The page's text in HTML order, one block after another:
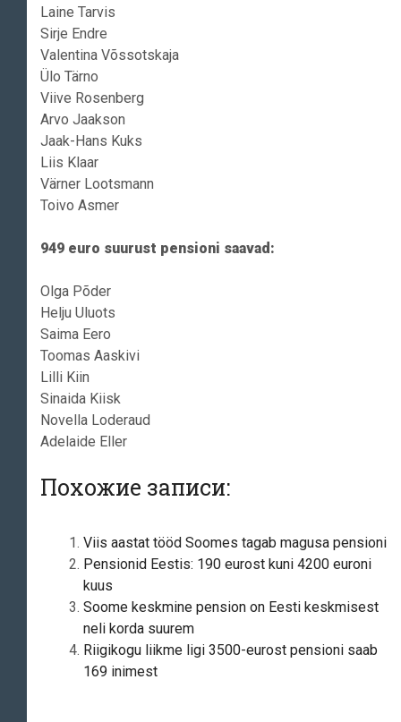
Laine Tarvis
Sirje Endre
Valentina Võssotskaja
Ülo Tärno
Viive Rosenberg
Arvo Jaakson
Jaak-Hans Kuks
Liis Klaar
Värner Lootsmann
Toivo Asmer
949 euro suurust pensioni saavad:
Olga Põder
Helju Uluots
Saima Eero
Toomas Aaskivi
Lilli Kiin
Sinaida Kiisk
Novella Loderaud
Adelaide Eller
Похожие записи:
Viis aastat tööd Soomes tagab magusa pensioni
Pensionid Eestis: 190 eurost kuni 4200 euroni
kuus
Soome keskmine pension on Eesti keskmisest
neli korda suurem
Riigikogu liikme ligi 3500-eurost pensioni saab
169 inimest